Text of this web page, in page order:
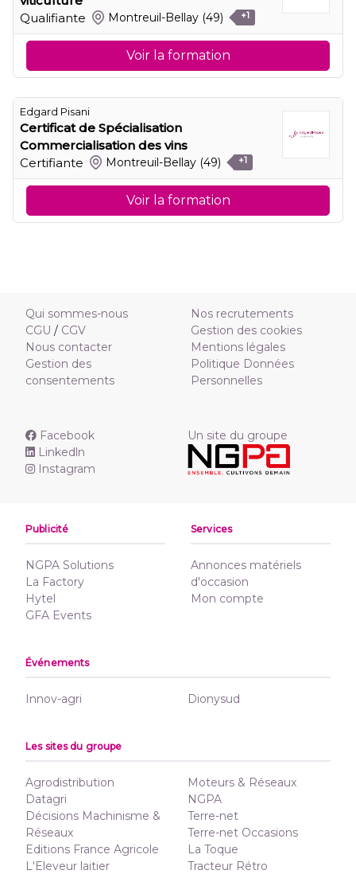
Qualifiante
Montreuil-Bellay (49) +1
Voir la formation
Edgard Pisani
Certificat de Spécialisation
Commercialisation des vins
Certifiante
Montreuil-Bellay (49) +1
Voir la formation
Qui sommes-nous
CGU / CGV
Nous contacter
Gestion des
consentements
Nos recrutements
Gestion des cookies
Mentions légales
Politique Données
Personnelles
Facebook
Linkedln
Instagram
Un site du groupe
Publicité
NGPA Solutions
La Factory
Hytel
GFA Events
Services
Annonces matériels
d'occasion
Mon compte
Événements
Innov-agri Dionysud
Les sites du groupe
Agrodistribution
Datagri
Décisions Machinisme &
Réseaux
Editions France Agricole
L'Eleveur laitier
Moteurs & Réseaux
NGPA
Terre-net
Terre-net Occasions
La Toque
Tracteur Rétro